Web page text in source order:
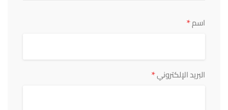
اسم*
البريد الإلكتروني*